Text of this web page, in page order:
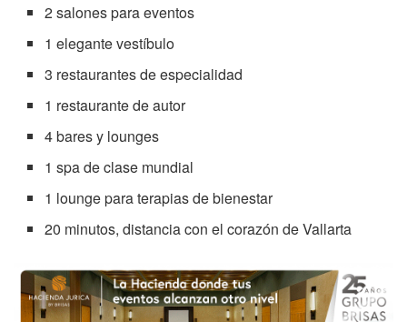
2 salones para eventos
1 elegante vestíbulo
3 restaurantes de especialidad
1 restaurante de autor
4 bares y lounges
1 spa de clase mundial
1 lounge para terapias de bienestar
20 minutos, distancia con el corazón de Vallarta